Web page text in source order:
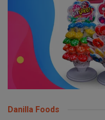
Danilla Foods